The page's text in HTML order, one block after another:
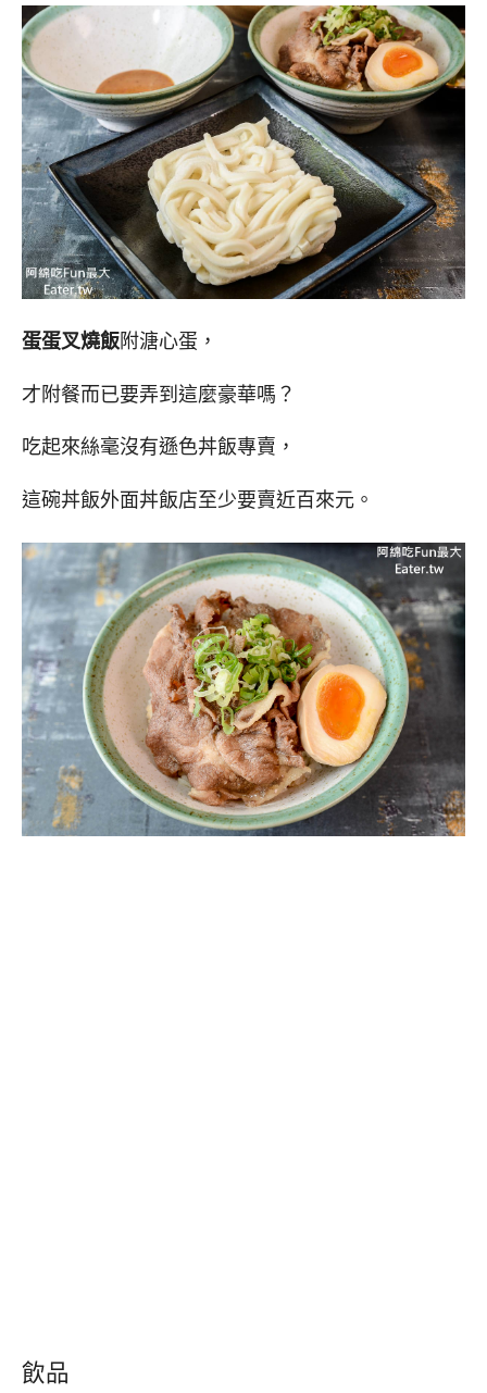
蛋蛋叉燒飯附溏心蛋，
才附餐而已要弄到這麼豪華嗎？
吃起來絲毫沒有遜色丼飯專賣，
這碗丼飯外面丼飯店至少要賣近百來元。
飲品